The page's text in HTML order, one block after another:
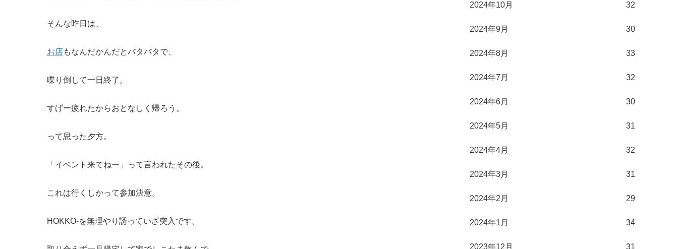
そんな昨日は、
お店もなんだかんだとバタバタで、
喋り倒して一日終了。
すげー疲れたからおとなしく帰ろう。
って思った夕方。
「イベント来てねー」って言われたその後。
これは行くしかって参加決意。
HOKKO-を無理やり誘っていざ突入です。
2024年10月 32
2024年9月 30
2024年8月 33
2024年7月 32
2024年6月 30
2024年5月 31
2024年4月 32
2024年3月 31
2024年2月 29
2024年1月 34
2023年12月 31